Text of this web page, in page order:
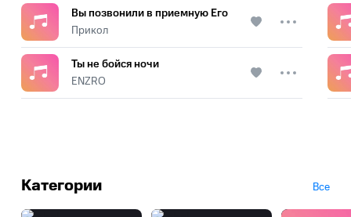
Вы позвонили в приемную Его Величества
Прикол
Ты не бойся ночи
ENZRO
Категории Все